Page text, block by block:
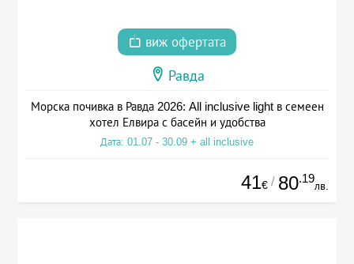
виж офертата
Равда
Морска почивка в Равда 2026: All inclusive light в семеен
хотел Елвира с басейн и удобства
Дата: 01.07 - 30.09 + all inclusive
41€ / 80.19
лв.